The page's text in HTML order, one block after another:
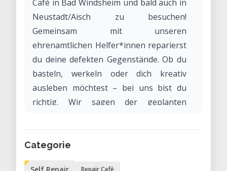
Café in Bad Windsheim und bald auch in
Neustadt/Aisch zu besuchen!
Gemeinsam mit unseren
ehrenamtlichen Helfer*innen reparierst
du deine defekten Gegenstände. Ob du
basteln, werkeln oder dich kreativ
ausleben möchtest – bei uns bist du
richtig. Wir sagen der geplanten
denn Nachhaltigkeit wird bei uns
Categorie
Repair Cafè